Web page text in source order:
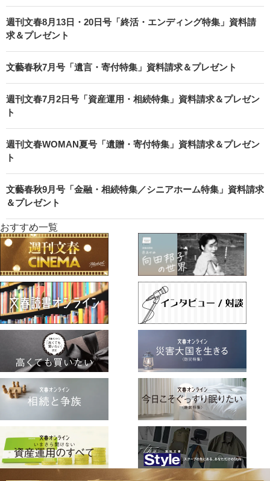
週刊文春8月13日・20日号「終活・エンディング特集」資料請
求＆プレゼント
文藝春秋7月号「遺言・寄付特集」資料請求＆プレゼント
週刊文春7月2日号「資産運用・相続特集」資料請求＆プレゼン
ト
週刊文春WOMAN夏号「遺贈・寄付特集」資料請求＆プレゼン
ト
文藝春秋9月号「金融・相続特集／シニアホーム特集」資料請求
＆プレゼント
おすすめ一覧